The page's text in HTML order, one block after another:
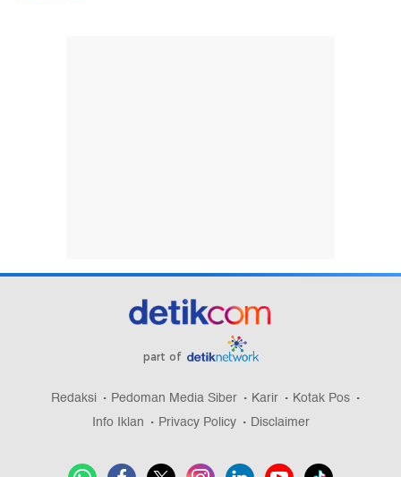
part of
Redaksi Pedoman Media Siber Karir
Kotak Pos
Info Iklan
Privacy Policy Disclaimer